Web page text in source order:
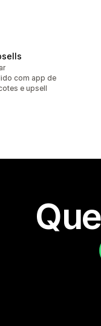
com app de
e upsell